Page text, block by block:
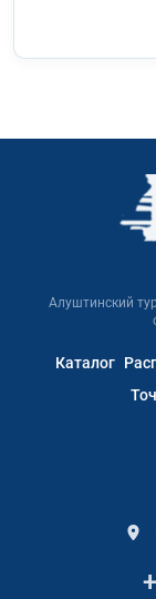
Алуштинский
Каталог